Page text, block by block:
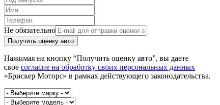
Не обязательно
Получить оценку авто
Нажимая на кнопку “Получить оценку авто”, вы даете
свое согласие на обработку своих персональных данных
«Брискер Моторс» в рамках действующего законодательства.